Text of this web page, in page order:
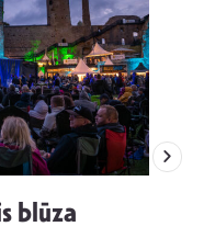
blūza